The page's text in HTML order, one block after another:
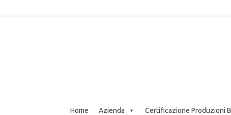
Home Azienda Certificazione Produzioni